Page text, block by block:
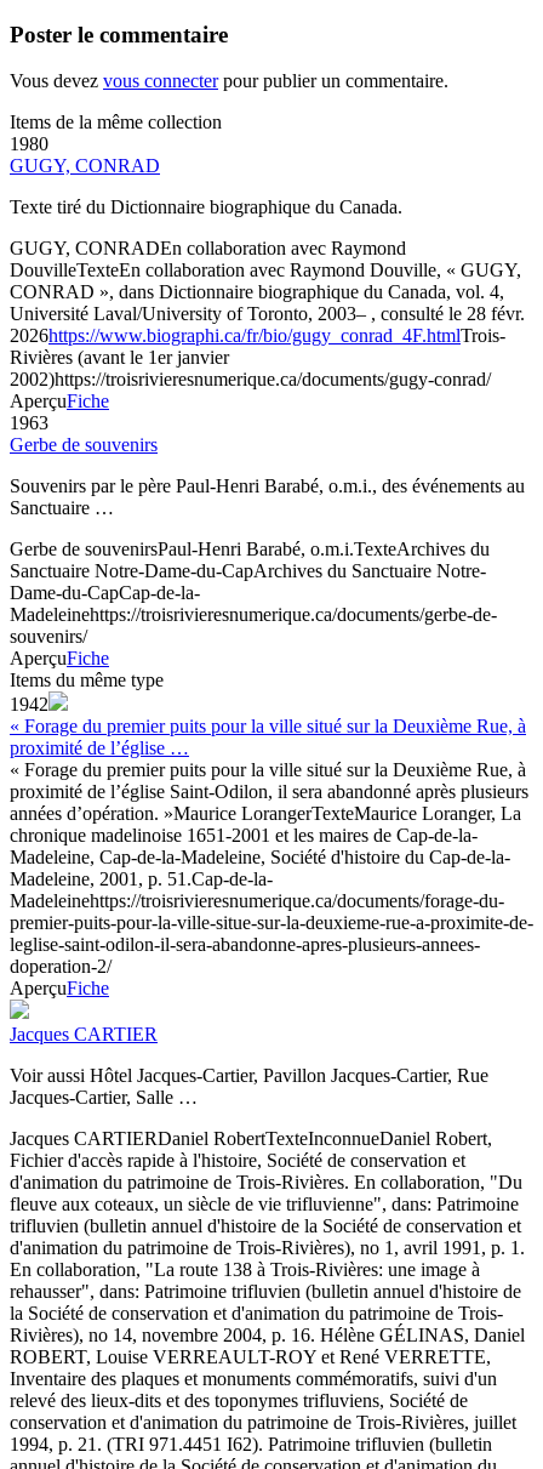
Poster le commentaire
Vous devez vous connecterpour publier un commentaire.
Items de la même collection
1980
GUGY, CONRAD
Texte tiré du Dictionnaire biographique du Canada.
GUGY, CONRADEn collaboration avec Raymond
DouvilleTexteEn collaboration avec Raymond Douville, « GUGY,
CONRAD », dans Dictionnaire biographique du Canada, vol. 4,
Université Laval/University of Toronto, 2003– , consulté le 28 févr.
2026https://www.biographi.ca/fr/bio/gugy_conrad_4F.htmlTrois-
Rivières (avant le 1er janvier
2002)https://troisrivieresnumerique.ca/documents/gugy-conrad/
AperçuFiche
1963
Gerbe de souvenirs
Souvenirs par le père Paul-Henri Barabé, o.m.i., des événements au
Sanctuaire …
Gerbe de souvenirsPaul-Henri Barabé, o.m.i.TexteArchives du
Sanctuaire Notre-Dame-du-CapArchives du Sanctuaire Notre-
Dame-du-CapCap-de-la-
Madeleinehttps://troisrivieresnumerique.ca/documents/gerbe-de-
souvenirs/
AperçuFiche
Items du même type
1942
« Forage du premier puits pour la ville situé sur la Deuxième Rue, à
proximité de l’église …
« Forage du premier puits pour la ville situé sur la Deuxième Rue, à
proximité de l’église Saint-Odilon, il sera abandonné après plusieurs
années d’opération. »Maurice LorangerTexteMaurice Loranger, La
chronique madelinoise 1651-2001 et les maires de Cap-de-la-
Madeleine, Cap-de-la-Madeleine, Société d'histoire du Cap-de-la-
Madeleine, 2001, p. 51.Cap-de-la-
Madeleinehttps://troisrivieresnumerique.ca/documents/forage-du-
premier-puits-pour-la-ville-situe-sur-la-deuxieme-rue-a-proximite-de-
leglise-saint-odilon-il-sera-abandonne-apres-plusieurs-annees-
doperation-2/
AperçuFiche
Jacques CARTIER
Voir aussi Hôtel Jacques-Cartier, Pavillon Jacques-Cartier, Rue
Jacques-Cartier, Salle …
Jacques CARTIERDaniel RobertTexteInconnueDaniel Robert,
Fichier d'accès rapide à l'histoire, Société de conservation et
d'animation du patrimoine de Trois-Rivières. En collaboration, "Du
fleuve aux coteaux, un siècle de vie trifluvienne", dans: Patrimoine
trifluvien (bulletin annuel d'histoire de la Société de conservation et
d'animation du patrimoine de Trois-Rivières), no 1, avril 1991, p. 1.
En collaboration, "La route 138 à Trois-Rivières: une image à
rehausser", dans: Patrimoine trifluvien (bulletin annuel d'histoire de
la Société de conservation et d'animation du patrimoine de Trois-
Rivières), no 14, novembre 2004, p. 16. Hélène GÉLINAS, Daniel
ROBERT, Louise VERREAULT-ROY et René VERRETTE,
Inventaire des plaques et monuments commémoratifs, suivi d'un
relevé des lieux-dits et des toponymes trifluviens, Société de
conservation et d'animation du patrimoine de Trois-Rivières, juillet
1994, p. 21. (TRI 971.4451 I62). Patrimoine trifluvien (bulletin